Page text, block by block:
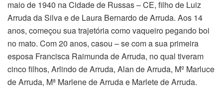
maio de 1940 na Cidade de Russas – CE, filho de Luiz
Arruda da Silva e de Laura Bernardo de Arruda. Aos 14
anos, começou sua trajetória como vaqueiro pegando boi
no mato. Com 20 anos, casou – se com a sua primeira
esposa Francisca Raimunda de Arruda, no qual tiveram
cinco filhos, Arlindo de Arruda, Alan de Arruda, Mº Marluce
de Arruda, Mª Marlene de Arruda e Marlete de Arruda.